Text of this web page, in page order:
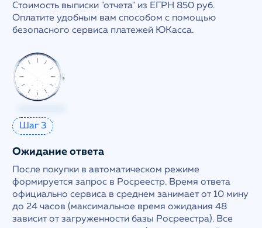
Стоимость выписки "отчета" из ЕГРН 850 руб.
Оплатите удобным вам способом с помощью
безопасного сервиса платежей ЮКасса.
Шаг 3
Ожидание ответа
После покупки в автоматическом режиме
формируется запрос в Росреестр. Время ответа
официально сервиса в среднем занимает от 10 мину
до 24 часов (максимальное время ожидания 48
зависит от загруженности базы Росреестра). Все